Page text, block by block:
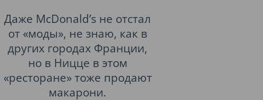
Даже McDonald’s не отстал
от «моды», не знаю, как в
других городах Франции,
но в Ницце в этом
«ресторане» тоже продают
макарони.